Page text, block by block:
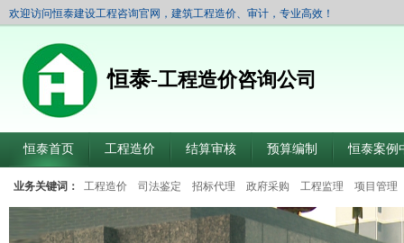
欢迎访问恒泰建设工程咨询官网，建筑工程造价、审计，专业高效！
恒泰-工程造价咨询公司
恒泰首页 工程造价 结算审核 预算编制 恒泰案例
业务关键词： 工程造价 司法鉴定 招标代理 政府采购 工程监理 项目管理